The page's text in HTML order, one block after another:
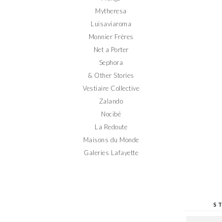
Mytheresa
Luisaviaroma
Monnier Frères
Net a Porter
Sephora
& Other Stories
Vestiaire Collective
Zalando
Nocibé
La Redoute
Maisons du Monde
Galeries Lafayette